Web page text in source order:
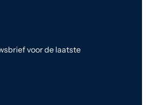
voor de laatste